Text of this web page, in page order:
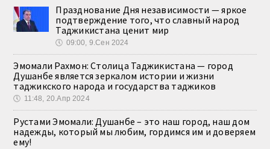
Празднование Дня независимости — яркое
подтверждение того, что славный народ
Таджикистана ценит мир
🕔 09:00, 9.Сен 2024
Эмомали Рахмон: Столица Таджикистана — город
Душанбе является зеркалом истории и жизни
таджикского народа и государства таджиков
🕔 11:48, 20.Апр 2024
Рустами Эмомали: Душанбе – это наш город, наш дом
надежды, который мы любим, гордимся им и доверяем
ему!